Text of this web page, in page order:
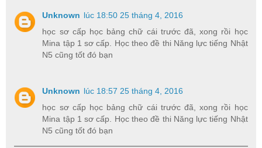
Unknown lúc 18:50 25 tháng 4, 2016
học sơ cấp học bảng chữ cái trước đã, xong rồi học
Mina tập 1 sơ cấp. Học theo đề thi Năng lực tiếng Nhật
N5 cũng tốt đó bạn
Unknown lúc 18:57 25 tháng 4, 2016
học sơ cấp học bảng chữ cái trước đã, xong rồi học
Mina tập 1 sơ cấp. Học theo đề thi Năng lực tiếng Nhật
N5 cũng tốt đó bạn